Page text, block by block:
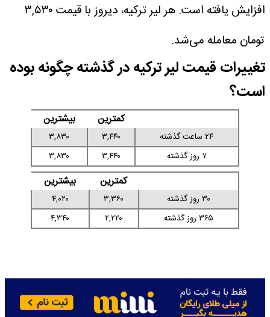
افزایش یافته است. هر لیر ترکیه، دیروز با قیمت ۳,۵۳۰
تومان معامله می‌شد.
تغییرات قیمت لیر ترکیه در گذشته چگونه بوده
است؟
کمترین بیشترین
۲۴ ساعت گذشته ۳,۴۴۰
۳,۸۳۰
۷ روز گذشته
۳,۴۴۰ ۳,۸۳۰
کمترین بیشترین
۳۰ روز گذشته ۳,۳۶۰
۴,۰۲۰
۳۶۵ روز گذشته
۲,۲۲۰ ۴,۳۴۰